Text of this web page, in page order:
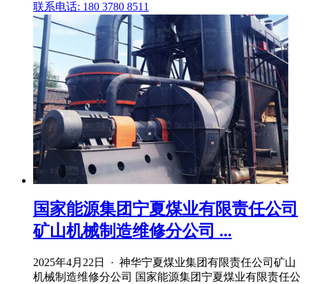
联系电话: 180 3780 8511
国家能源集团宁夏煤业有限责任公司
矿山机械制造维修分公司 ...
2025年4月22日 · 神华宁夏煤业集团有限责任公司矿山
机械制造维修分公司 国家能源集团宁夏煤业有限责任公